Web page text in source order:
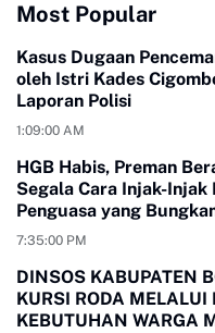
Most Popular
Kasus Dugaan
oleh Istri Kades
Laporan Polisi
1:09:00 AM
HGB Habis, Preman
Segala Cara Injak-Injak
Penguasa yang
7:35:00 PM
DINSOS KABUPATEN
KURSI RODA MELALUI
KEBUTUHAN WARGA